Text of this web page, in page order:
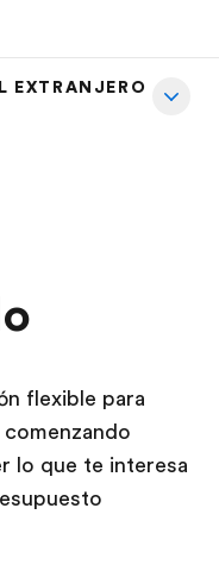
EXTRANJERO
flexible para
lo que te interesa